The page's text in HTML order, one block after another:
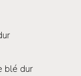
blé dur